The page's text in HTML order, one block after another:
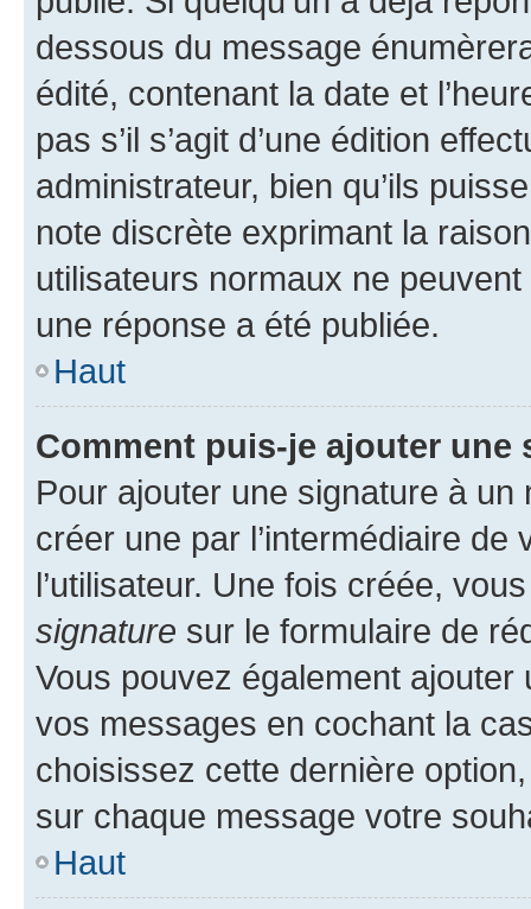
dessous du message
édité, contenant la date et
pas s’il s’agit d’une édition
administrateur, bien qu’ils
note discrète exprimant la
utilisateurs normaux ne
une réponse a été publiée.
Haut
Comment puis-je ajouter une
Pour ajouter une signature à un
créer une par l’intermédiaire
l’utilisateur. Une fois créée,
signature sur le formulaire de
Vous pouvez également
vos messages en cochant la
choisissez cette dernière
sur chaque message votre
Haut